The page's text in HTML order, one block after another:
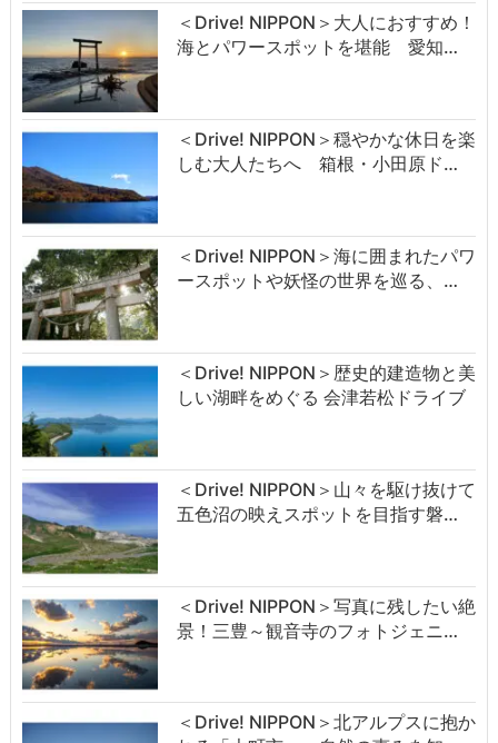
＜Drive! NIPPON＞大人におすすめ！
海とパワースポットを堪能 愛知…
＜Drive! NIPPON＞穏やかな休日を楽
しむ大人たちへ 箱根・小田原ド…
＜Drive! NIPPON＞海に囲まれたパワ
ースポットや妖怪の世界を巡る、…
＜Drive! NIPPON＞歴史的建造物と美
しい湖畔をめぐる 会津若松ドライブ
＜Drive! NIPPON＞山々を駆け抜けて
五色沼の映えスポットを目指す磐…
＜Drive! NIPPON＞写真に残したい絶
景！三豊～観音寺のフォトジェニ…
＜Drive! NIPPON＞北アルプスに抱か